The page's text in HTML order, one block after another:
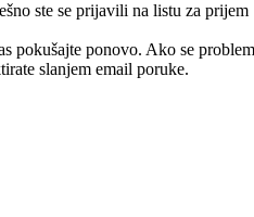
ste se prijavili na listu za prijem
pokušajte ponovo. Ako se
slanjem email poruke.